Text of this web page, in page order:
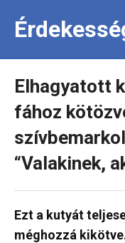
Elhagyatott
fához
“Valakinek,
Ezt a kutyát
méghozzá